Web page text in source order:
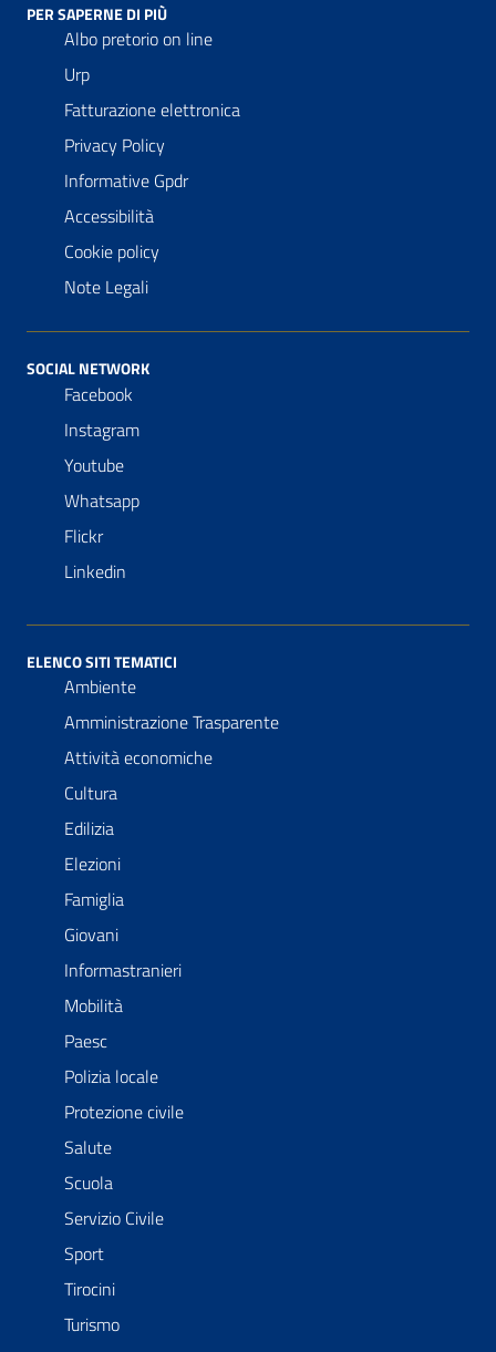
PER SAPERNE DI PIÙ
Albo pretorio on line
Urp
Fatturazione elettronica
Privacy Policy
Informative Gpdr
Accessibilità
Cookie policy
Note Legali
SOCIAL NETWORK
Facebook
Instagram
Youtube
Whatsapp
Flickr
Linkedin
ELENCO SITI TEMATICI
Ambiente
Amministrazione Trasparente
Attività economiche
Cultura
Edilizia
Elezioni
Famiglia
Giovani
Informastranieri
Mobilità
Paesc
Polizia locale
Protezione civile
Salute
Scuola
Servizio Civile
Sport
Tirocini
Turismo